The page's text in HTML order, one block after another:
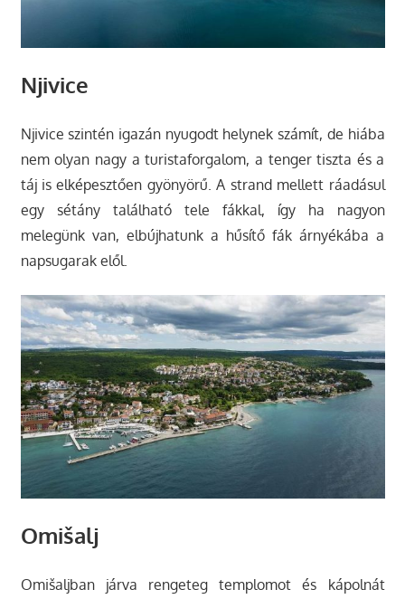
Njivice
Njivice szintén igazán nyugodt helynek számít, de hiába
nem olyan nagy a turistaforgalom, a tenger tiszta és a
táj is elképesztően gyönyörű. A strand mellett ráadásul
egy sétány található tele fákkal, így ha nagyon
melegünk van, elbújhatunk a hűsítő fák árnyékába a
napsugarak elől.
Omišalj
Omišaljban járva rengeteg templomot és kápolnát